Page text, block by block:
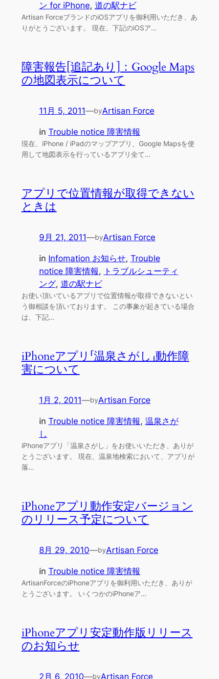
ン for iPhone, 道の駅ナビ
Artisan ForceブランドのiOSアプリを御利用いただき、あ
りがとうございます。 現在、下記のiOSア…
障害報告[追記あり]：Google Maps
の地図表示について
11月 5, 2011—byArtisan Force
in Trouble notice 障害情報
現在、iPhone / iPadのマップアプリ、Google Mapsを使
用して地図表示を行っているアプリ全て…
アプリで位置情報が取得できない
ときは
9月 21, 2011—byArtisan Force
in Infomation お知らせ, Trouble
notice 障害情報, トラブルシューティ
ング, 道の駅ナビ
お使い頂いているアプリで位置情報が取得できないとい
う御相談を頂いております。 この事象が起きている場合
は、下記…
iPhoneアプリ「温泉さがし」動作障
害について
1月 2, 2011—byArtisan Force
in Trouble notice 障害情報, 温泉さが
し
iPhoneアプリ「温泉さがし」をお使いいただき、ありが
とうございます。 現在、温泉地検索において、アプリが
落…
iPhoneアプリ動作安定バージョン
のリリース予定について
8月 29, 2010—byArtisan Force
in Trouble notice 障害情報
ArtisanForceのiPhoneアプリを御利用いただき、ありが
とうございます。 いくつかのiPhoneア…
iPhoneアプリ安定動作版リリース
のお知らせ
2月 6, 2010—byArtisan Force